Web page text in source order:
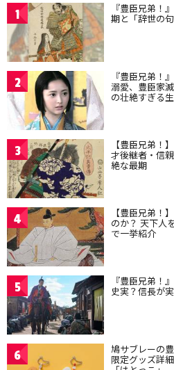
1 『豊臣兄弟！
期と「辞世の
2 『豊臣兄弟！
溺愛、豊臣家
の壮絶すぎる
3 【豊臣兄弟！
才後継者・信
絶な最期
4 【豊臣兄弟！
のか？ 天下人
で一挙紹介
5 『豊臣兄弟！
史実？信長が
6 鳩サブレーの
限定グッズ詳